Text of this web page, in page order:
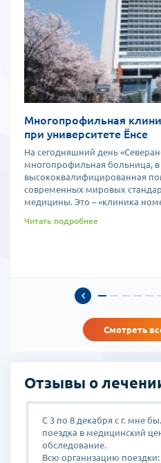
Многопрофильная
при университете Ёнсе
На сегодняшний день
многопрофильная больница, в
высококвалифицированная
современных мировых
медицины. Это – «клиника
Читать подробнее
Смотреть
Отзывы о
С 3 по 8 декабря с г. мне
поездка в медицинский
обследование.
Всю организацию поездки: